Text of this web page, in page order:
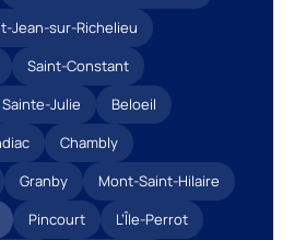
Jean-sur-Richelieu
Saint-Constant
Sainte-Julie
Beloeil
Chambly
Granby
Mont-Saint-Hilaire
Pincourt
L’Île-Perrot